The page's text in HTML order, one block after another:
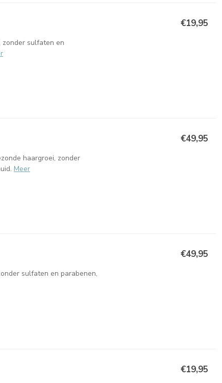
zonder sulfaten en
€19,95
haargroei, zonder
Meer
€49,95
sulfaten en parabenen,
€49,95
€19,95